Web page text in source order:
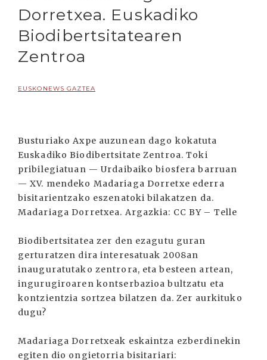
Dorretxea. Euskadiko
Biodibertsitatearen
Zentroa
EUSKONEWS GAZTEA
Busturiako Axpe auzunean dago kokatuta
Euskadiko Biodibertsitate Zentroa. Toki
pribilegiatuan — Urdaibaiko biosfera barruan
— XV. mendeko Madariaga Dorretxe ederra
bisitarientzako eszenatoki bilakatzen da.
Madariaga Dorretxea. Argazkia: CC BY – Telle
Biodibertsitatea zer den ezagutu guran
gerturatzen dira interesatuak 2008an
inauguratutako zentrora, eta besteen artean,
ingurugiroaren kontserbazioa bultzatu eta
kontzientzia sortzea bilatzen da. Zer aurkituko
dugu?
Madariaga Dorretxeak eskaintza ezberdinekin
egiten dio ongietorria bisitariari: